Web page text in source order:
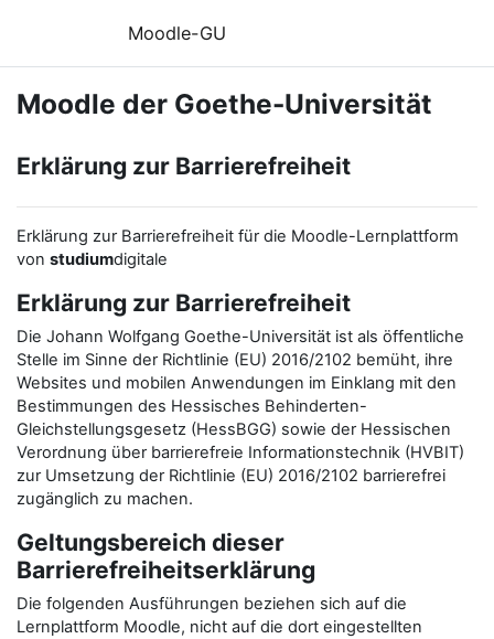
Moodle-GU
Moodle der Goethe-Universität
Erklärung zur Barrierefreiheit
Erklärung zur Barrierefreiheit für die Moodle-Lernplattform
von studiumdigitale
Erklärung zur Barrierefreiheit
Die Johann Wolfgang Goethe-Universität ist als öffentliche
Stelle im Sinne der Richtlinie (EU) 2016/2102 bemüht, ihre
Websites und mobilen Anwendungen im Einklang mit den
Bestimmungen des Hessisches Behinderten-
Gleichstellungsgesetz (HessBGG) sowie der Hessischen
Verordnung über barrierefreie Informationstechnik (HVBIT)
zur Umsetzung der Richtlinie (EU) 2016/2102 barrierefrei
zugänglich zu machen.
Geltungsbereich dieser
Barrierefreiheitserklärung
Die folgenden Ausführungen beziehen sich auf die
Lernplattform Moodle, nicht auf die dort eingestellten